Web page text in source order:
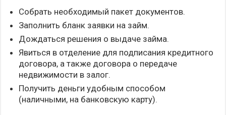
Собрать необходимый пакет документов.
Заполнить бланк заявки на займ.
Дождаться решения о выдаче займа.
Явиться в отделение для подписания кредитного
договора, а также договора о передаче
недвижимости в залог.
Получить деньги удобным способом
(наличными, на банковскую карту).